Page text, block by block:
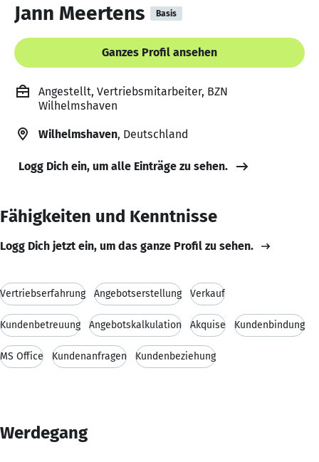
Jann Meertens Basis
Ganzes Profil ansehen
Angestellt, Vertriebsmitarbeiter, BZN
Wilhelmshaven
Wilhelmshaven, Deutschland
Logg Dich ein, um alle Einträge zu sehen.
Fähigkeiten und Kenntnisse
Logg Dich jetzt ein, um das ganze Profil zu sehen.
Vertriebserfahrung Angebotserstellung Verkauf
Kundenbetreuung Angebotskalkulation Akquise Kundenbindung
MS Office Kundenanfragen Kundenbeziehung
Werdegang